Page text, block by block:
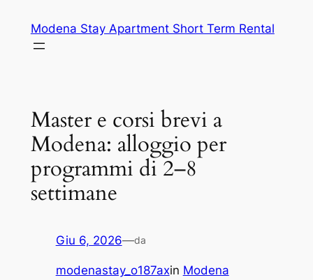
contenuto
Modena Stay Apartment Short Term Rental
Master e corsi brevi a
Modena: alloggio per
programmi di 2–8
settimane
Giu 6, 2026—da
modenastay_o187axin Modena